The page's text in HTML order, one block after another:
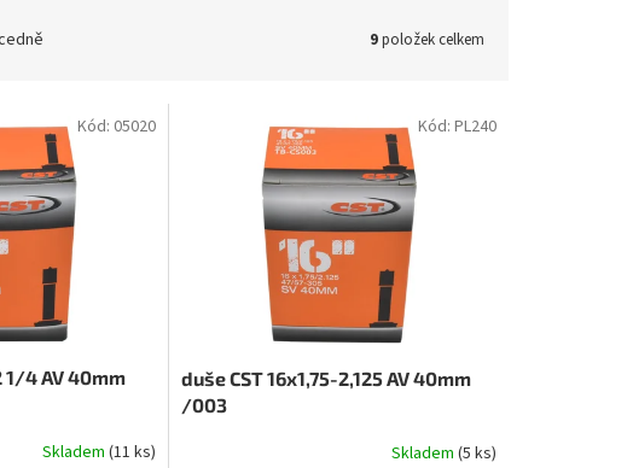
9položek celkem
1/4 AV 40mm
Skladem (11 ks)
Kód: 05020
duše CST 16x1,75-2,125 AV 40mm
/003
Skladem (5 ks)
Kód: PL240